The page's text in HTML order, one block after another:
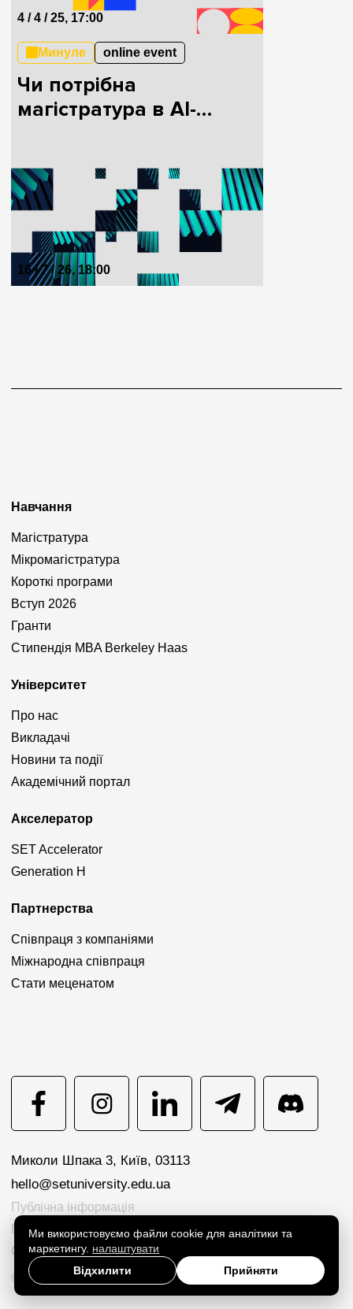
4 / 4 / 25, 17:00
Минуле online event
Чи потрібна
магістратура в AI-
16 / 7 / 26, 18:00
Навчання
Магістратура
Мікромагістратура
Короткі програми
Вступ 2026
Гранти
Стипендія MBA Berkeley Haas
Університет
Про нас
Викладачі
Новини та події
Академічний портал
Акселератор
SET Accelerator
Generation H
Партнерства
Співпраця з компаніями
Міжнародна співпраця
Стати меценатом
Миколи Шпака 3, Київ, 03113
hello@setuniversity.edu.ua
Публічна інформація
Політика конфіденційності
Cookie preferences
© 2026 SET University
Ми використовуємо файли cookie для аналітики та
маркетингу. налаштувати
Відхилити
Прийняти